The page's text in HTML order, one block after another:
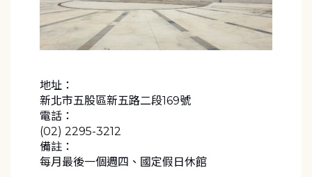
地址：
新北市五股區新五路二段169號
電話：
(02) 2295-3212
備註：
每月最後一個週四、國定假日休館